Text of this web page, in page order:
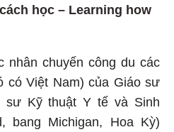
học – Learning how
nhân chuyến công du các
có Việt Nam) của Giáo sư
sư Kỹ thuật Y tế và Sinh
bang Michigan, Hoa Kỳ)